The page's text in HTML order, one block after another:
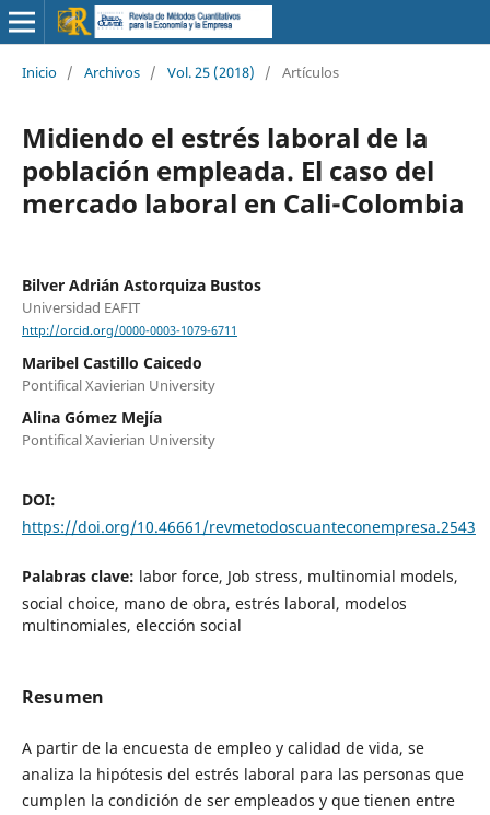
Inicio / Archivos / Vol. 25 (2018) / Artículos
Midiendo el estrés laboral de la
población empleada. El caso del
mercado laboral en Cali-Colombia
Bilver Adrián Astorquiza Bustos
Universidad EAFIT
http://orcid.org/0000-0003-1079-6711
Maribel Castillo Caicedo
Pontifical Xavierian University
Alina Gómez Mejía
Pontifical Xavierian University
DOI:
https://doi.org/10.46661/revmetodoscuanteconempresa.2543
Palabras clave: labor force, Job stress, multinomial models,
social choice, mano de obra, estrés laboral, modelos
multinomiales, elección social
Resumen
A partir de la encuesta de empleo y calidad de vida, se
analiza la hipótesis del estrés laboral para las personas que
cumplen la condición de ser empleados y que tienen entre